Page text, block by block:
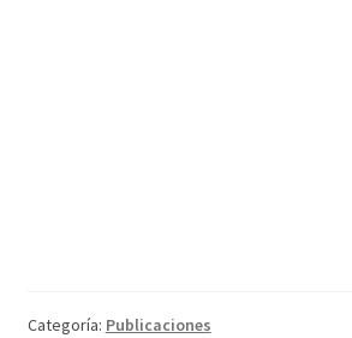
Categoría: Publicaciones